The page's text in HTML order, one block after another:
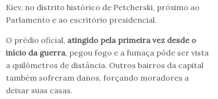
Kiev, no distrito histórico de Petcherski, próximo ao
Parlamento e ao escritório presidencial.
O prédio oficial, atingido pela primeira vez desde o
início da guerra, pegou fogo e a fumaça pôde ser vista
a quilômetros de distância. Outros bairros da capital
também sofreram danos, forçando moradores a
deixar suas casas.